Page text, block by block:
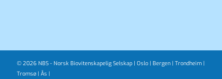
© 2026 NBS - Norsk Biovitenskapelig Selskap | Oslo| Bergen| Trondheim|
Tromsø| Ås |